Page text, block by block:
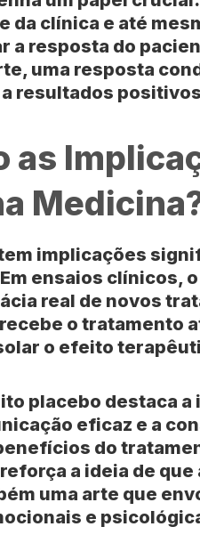
da clínica e até
a resposta do
uma resposta
resultados
as
implicações
ensaios clínicos,
real de novos
o tratamento
o efeito
placebo destaca
eficaz e a
do
a ideia de
uma arte que
e